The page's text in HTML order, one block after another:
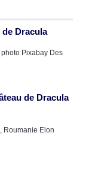
de Dracula
Pixabay Des
de Dracula
Roumanie Elon